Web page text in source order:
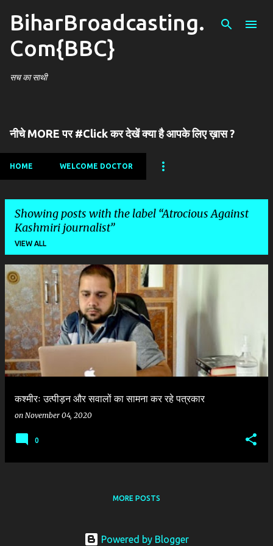
Skip to main content
BiharBroadcasting.
Com{BBC}
सच का साथी
नीचे MORE पर #Click कर देखें क्या है आपके लिए ख़ास ?
HOME WELCOME DOCTOR
Showing posts with the label Atrocious Against
Kashmiri journalist
VIEW ALL
P
o
s
t
s
कश्मीरः उत्पीड़न और सवालों का सामना कर रहे पत्रकार
on November 04, 2020
0
MORE POSTS
Powered by Blogger